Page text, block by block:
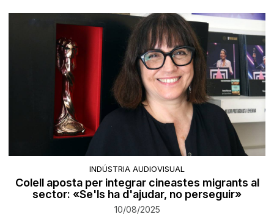
INDÚSTRIA AUDIOVISUAL
Colell aposta per integrar cineastes migrants al
sector: «Se'ls ha d'ajudar, no perseguir»
10/08/2025